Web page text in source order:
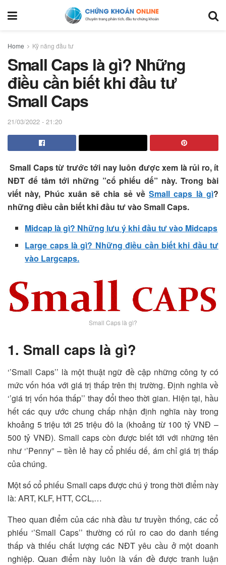
Home Kỹ năng đầu tư
Small Caps là gì? Những
điều cần biết khi đầu tư
Small Caps
21/03/2022 - 21:20
Small Caps từ trước tới nay luôn được xem là rủi ro, ít
NĐT để tâm tới những ”cổ phiếu dế” này. Trong bài
viết này, Phúc xuân sẽ chia sẻ vềSmall caps là gì?
những điều cần biết khi đầu tư vào Small Caps.
Midcap là gì? Những lưu ý khi đầu tư vào Midcaps
Large caps là gì? Những điều cần biết khi đầu tư
vào Largcaps.
Small Caps là gì?
1. Small caps là gì?
‘’Small Caps’’ là một thuật ngữ đề cập những công ty có
mức vốn hóa với giá trị thấp trên thị trường. Định nghĩa về
‘’giá trị vốn hóa thấp’’ thay đổi theo thời gian. Hiện tại, hầu
hết các quy ước chung chấp nhận định nghĩa này trong
khoảng 5 triệu tới 25 triệu đô la (khoảng từ 100 tỷ VNĐ –
500 tỷ VNĐ). Small caps còn được biết tới với những tên
như ‘’Penny” – tiền lẻ hay cổ phiếu dế, ám chỉ giá trị thấp
của chúng.
Một số cổ phiếu Small caps được chú ý trong thời điểm này
là: ART, KLF, HTT, CCL,…
Theo quan điểm của các nhà đầu tư truyền thống, các cổ
phiếu ‘’Small Caps’’ thường có rủi ro cao do danh tiếng
thấp và thiếu chất lượng các NĐT yêu cầu ở một doanh
nghiệp. Quan điểm này luôn là vấn đề được tranh luận